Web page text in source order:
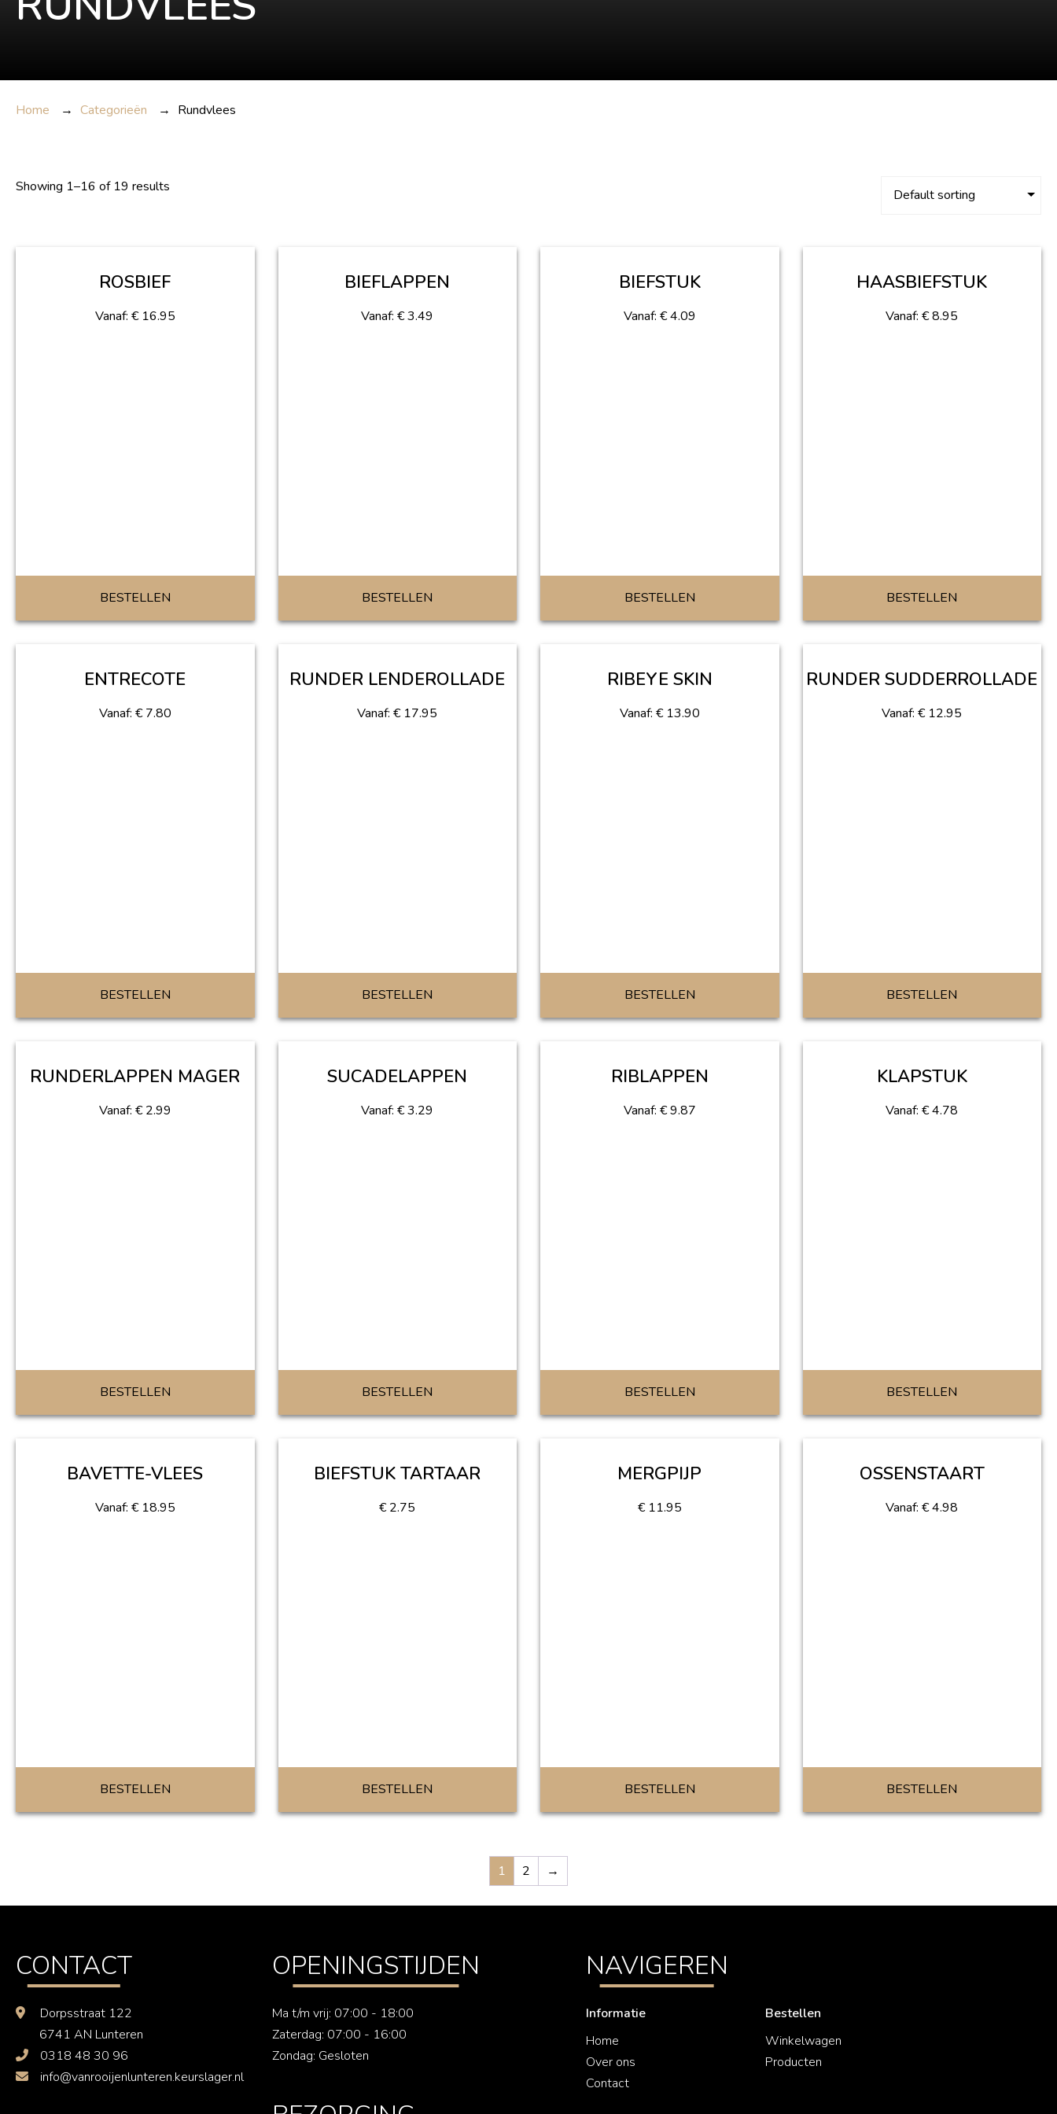
Home → Categorieën → Rundvlees
Showing 1–16 of 19 results
ROSBIEF
Vanaf: € 16.95
BESTELLEN
BIEFLAPPEN
Vanaf:€3.49
BESTELLEN
BIEFSTUK
Vanaf: €4.09
BESTELLEN
HAASBIEFSTUK
Vanaf:€8.95
BESTELLEN
ENTRECOTE
Vanaf: € 7.80
BESTELLEN
RUNDER LENDEROLLADE
Vanaf:€ 17.95
BESTELLEN
RIBEYE SKIN
Vanaf: € 13.90
BESTELLEN
RUNDER SUDDERROLLADE
Vanaf:€ 12.95
BESTELLEN
RUNDERLAPPEN MAGER
Vanaf: € 2.99
BESTELLEN
SUCADELAPPEN
Vanaf:€3.29
BESTELLEN
RIBLAPPEN
Vanaf: €9.87
BESTELLEN
KLAPSTUK
Vanaf:€4.78
BESTELLEN
BAVETTE-VLEES
Vanaf: € 18.95
BESTELLEN
BIEFSTUK TARTAAR
€ 2.75
BESTELLEN
MERGPIJP
€ 11.95
BESTELLEN
OSSENSTAART
Vanaf:€4.98
BESTELLEN
1 2 →
CONTACT
Dorpsstraat 122
6741 AN Lunteren
0318 48 30 96
info@vanrooijenlunteren.keurslager.nl
OPENINGSTIJDEN
Ma t/m vrij: 07:00 - 18:00
Zaterdag: 07:00 - 16:00
Zondag: Gesloten
NAVIGEREN
Informatie
Home
Over ons
Contact
Bestellen
Winkelwagen
Producten